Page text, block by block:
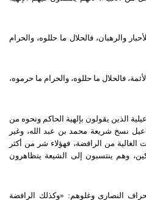
والرهبان، فالحلال ما حللوه، والحرام
فالحلال ما حللوه، والحرام ما حرموه،
الذين يقولون بإلهية الحاكم ونحوه من
نسخ شريعة محمد بن عبد الله، وغير
من الرافضة، فهؤلاء شر من أكثر
وهم ينتسبون إلى الشيعة يتظاهرون
النصارى وغلوهم: «وكذلك الرافضة